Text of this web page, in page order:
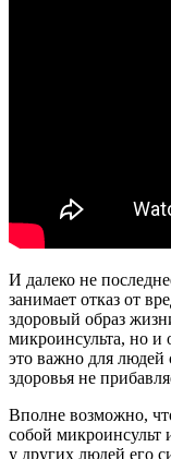
И далеко не
занимает отказ от
здоровый образ
микроинсульта, но и
это важно для людей
здоровья не
Вполне возможно,
собой микроинсульт
у других людей его